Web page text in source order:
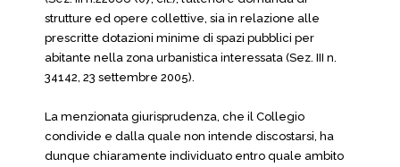
strutture ed opere collettive, sia in relazione alle
prescritte dotazioni minime di spazi pubblici per
abitante nella zona urbanistica interessata (Sez. III n.
34142, 23 settembre 2005).
La menzionata giurisprudenza, che il Collegio
condivide e dalla quale non intende discostarsi, ha
dunque chiaramente individuato entro quale ambito